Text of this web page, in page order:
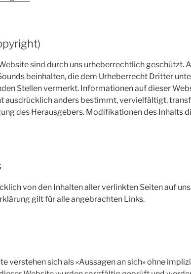
sind durch uns urheberrechtlich geschützt.
beinhalten, die dem Urheberrecht Dritter
Stellen vermerkt. Informationen auf dieser
ausdrücklich anders bestimmt, vervielfältigt,
des Herausgebers. Modifikationen des Inhalts
von den Inhalten aller verlinkten Seiten auf
gilt für alle angebrachten Links.
verstehen sich als «Aussagen an sich» ohne